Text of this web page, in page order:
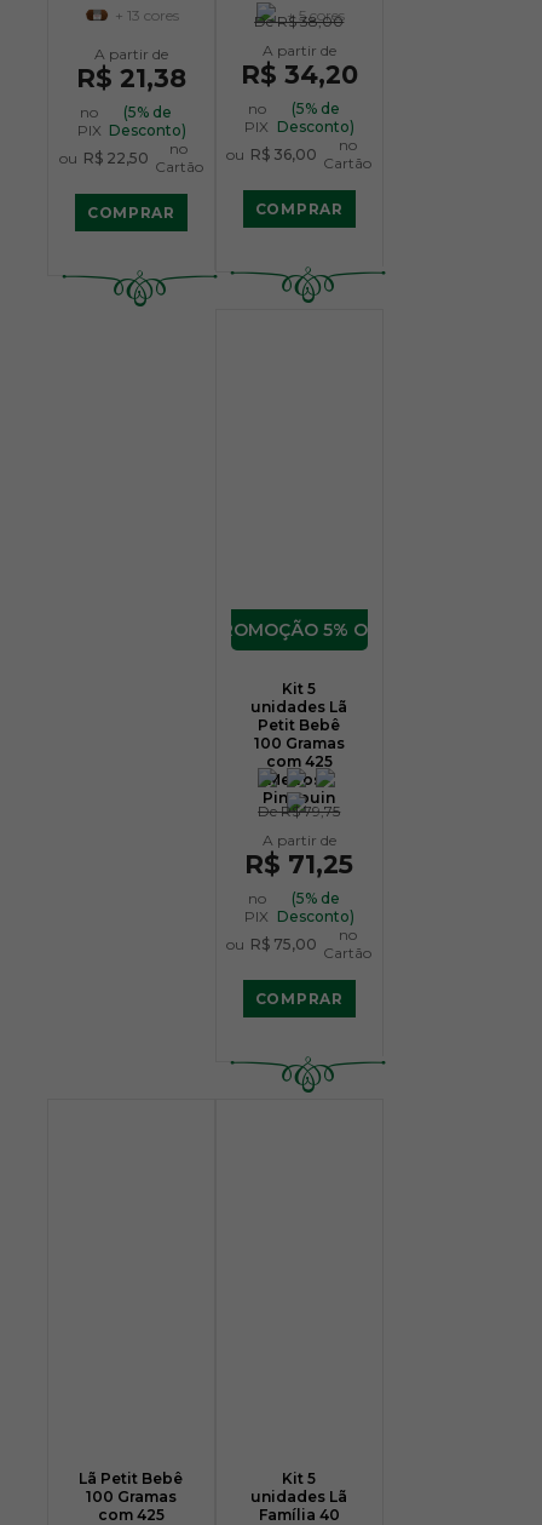
+ 13 cores
R$ 21,38
no
PIX
(5% de
Desconto)
ou R$ 22,50
no
Cartão
COMPRAR
+ 5 cores
DeR$ 38,00
R$ 34,20
no
PIX
(5% de
Desconto)
ou R$ 36,00
no
Cartão
COMPRAR
5% OFF
Kit 5
unidades Lã
Petit Bebê
100 Gramas
com 425
Metros -
Pingouin
DeR$ 79,75
R$ 71,25
no
PIX
(5% de
Desconto)
ou R$ 75,00
no
Cartão
COMPRAR
Lã Petit Bebê
100 Gramas
com 425
Kit 5
unidades Lã
Família 40